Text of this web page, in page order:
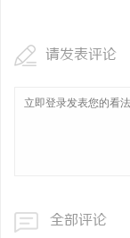
请发表评论
全部评论